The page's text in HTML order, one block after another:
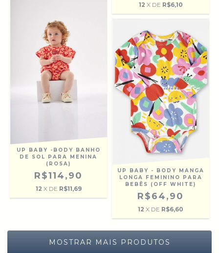
12 X DE R$6,10
UP BABY -BODY BANHO
DE SOL PARA MENINA
(ROSA)
R$114,90
12 X DE R$11,69
UP BABY - BODY MANGA
LONGA FEMININO PARA
BEBÊS (OFF WHITE)
R$64,90
12 X DE R$6,60
MOSTRAR MAIS PRODUTOS